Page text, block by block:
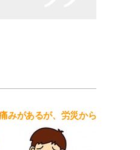
低下している事か
る様要求してきまし
みがあるが、労災から